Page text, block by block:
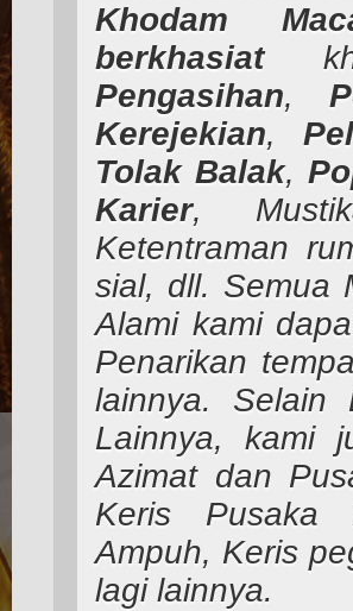
Khodam
berkhasiat
Pengasihan,
Kerejekian,
Tolak Balak,
Karier,
Ketentraman
sial, dll. Semua
Alami kami
Penarikan
lainnya. Selain
Lainnya, kami
Azimat dan
Keris Pusaka
Ampuh, Keris
lagi lainnya.